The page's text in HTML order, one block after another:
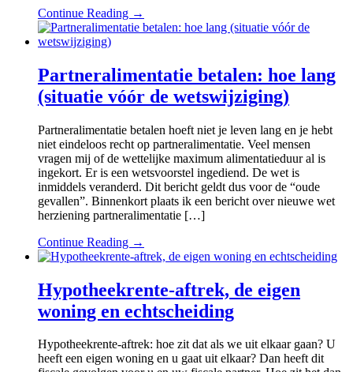
Continue Reading →
Partneralimentatie betalen: hoe lang
(situatie vóór de wetswijziging)
Partneralimentatie betalen hoeft niet je leven lang en je hebt
niet eindeloos recht op partneralimentatie. Veel mensen
vragen mij of de wettelijke maximum alimentatieduur al is
ingekort. Er is een wetsvoorstel ingediend. De wet is
inmiddels veranderd. Dit bericht geldt dus voor de “oude
gevallen”. Binnenkort plaats ik een bericht over nieuwe wet
herziening partneralimentatie […]
Continue Reading →
Hypotheekrente-aftrek, de eigen
woning en echtscheiding
Hypotheekrente-aftrek: hoe zit dat als we uit elkaar gaan? U
heeft een eigen woning en u gaat uit elkaar? Dan heeft dit